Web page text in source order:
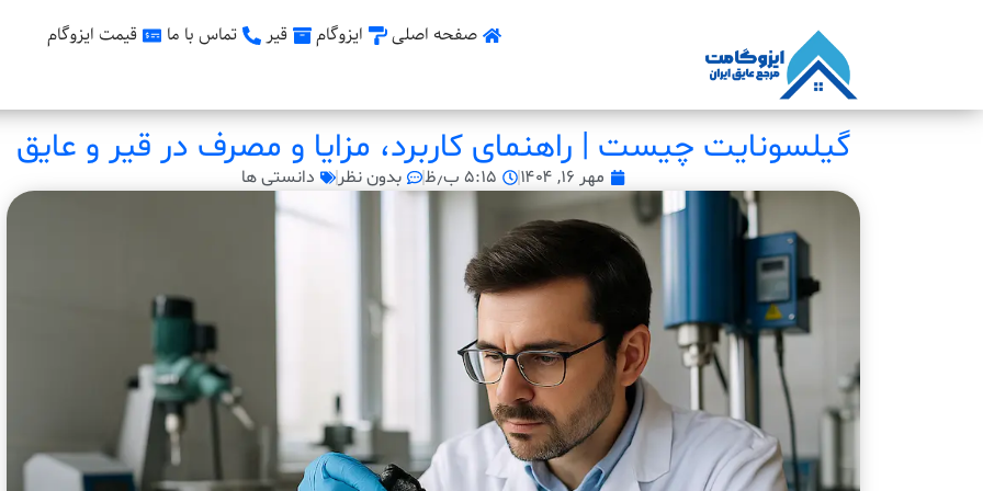
صفحه اصلی ایزوگام قیر تماس با ما قیمت ایزوگام
گیلسونایت چیست | راهنمای کاربرد، مزایا و مصرف در قیر و عایق
مهر ۱۶, ۱۴۰۴ ۵:۱۵ ب٫ظ بدون نظر دانستی ها